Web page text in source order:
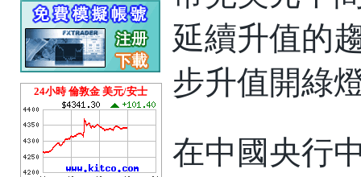
24小時 倫敦金 美元/安士
延續升值的
步升值開綠
在中國央行